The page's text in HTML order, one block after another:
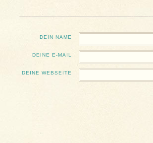
DEIN NAME
DEINE E-MAIL
DEINE WEBSEITE